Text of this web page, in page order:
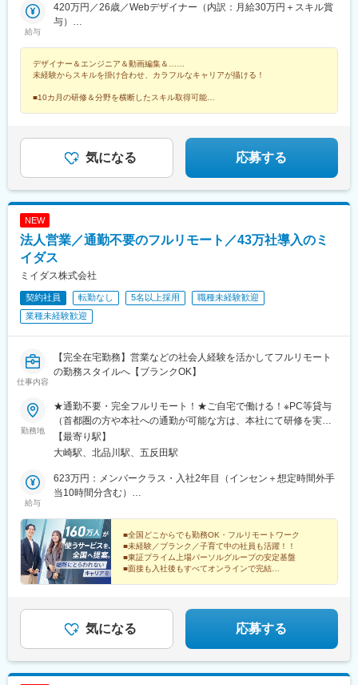
県)、宇宿一丁目駅、萱町六丁目駅、野々市工大前駅、勝田台駅、
ひこね芹川駅、熊西駅、電鉄出雲市駅、灘駅、杁ケ池公園駅、広
ーン歓迎★転居を伴う転勤なし★受動喫煙対策：屋内全面禁煙ま
たは分煙（プロジェクトによる）★駐車場あり・マイカー通勤
駅、松山市駅、高松駅(香川県)、近鉄四日市駅、札幌駅、バスセン
ター前駅、大通駅、北１２条駅、あおば通駅、宮城野通駅、東仙
和泉駅、西小泉駅、城東駅、新伊勢崎駅、小山駅、刈谷駅、藤川
駅、二川駅、吉良吉田駅、多屋駅、神領駅、楽田駅、国際センタ
ー駅、市役所前駅(広島県)、西新駅、博多駅、天神駅、櫛田神社前
駅、神奈川駅、井土ケ谷駅、みなとみらい駅、太田駅(群馬県)、安
駅、平田町駅、今池駅(愛知県)、天神川駅、立町駅、天神南駅、五
郎丸駅、熊西駅、堺筋本町駅、中崎町駅、天満橋駅、心斎橋駅、
北新地駅、相川駅、新大阪駅、上新庄駅、萩原天神駅、播磨高岡
芝公園駅、広尾駅、東銀座駅、竹芝駅、御成門駅、白金高輪駅、
銀座駅、有楽町駅、信濃吉田駅、朝陽駅、桐原駅(長野県)、川中島
駅、屋代高校前駅、城下駅(長野県)、岩村田駅、佐久平駅、広丘
駅、茅野駅、安茂里駅、中野松川駅、須坂駅、南高田駅、鷲津
駅、高塚駅、てだこ浦西駅、赤嶺駅、那覇空港駅(鉄道)、おもろま
ち駅、首里駅、二島駅、花畑町駅、南宮崎駅、宮崎駅、日向新富
駅、宮崎神宮駅、蓮ケ池駅、南延岡駅、高見橋駅、鹿児島中央駅
前駅(沖縄県)、京成千葉駅、高島町駅、北鉄金沢駅、四条駅(京都
市営)、市役所前駅(長野県)、神戸三宮駅(阪神)、高松築港駅、あす
駅、鷹野橋駅、祇園駅(福岡県)、西鉄福岡駅、横浜駅、蒔田駅、千
種駅、矢賀駅、八丁堀駅(広島県)、宮の陣駅、北浜駅(大阪府)、谷
町四丁目駅、四ツ橋駅、西梅田駅、吹田駅(東海道本線)、西中島南
方駅、だいどう豊里駅、久寿川駅、向原駅(東京都)、西新宿五丁目
駅、馬喰町駅、虎ノ門ヒルズ駅、都庁前駅、乃木坂駅、新馬場
駅、馬車道駅、新豊洲駅、鹿島田駅、東大前駅、新橋駅、三田駅
(東京都)、浜松町駅、日比谷駅、北長野駅、鹿児島中央駅、名鉄名
古屋駅、梅田駅(地下鉄)、呉服町駅(福岡県)、第一通り駅、壺川
(神戸新交通)、市役所前駅(愛媛県)、西４丁目駅、北１３条東駅、
中電前駅、本通駅、本町駅、西大橋駅、大阪梅田駅(阪神線)、東池
袋四丁目駅、馬喰横山駅、六本木一丁目駅、品川駅、平間駅、本
駒込駅、築地市場駅、大門駅(東京都)、銀座一丁目駅、二重橋前
駅、熊本城・市役所前駅、都通駅
給与
420万円／26歳／Webデザイナー（内訳：月給30万円＋スキル賞
与）
デザイナー＆エンジニア＆動画編集＆……
未経験からスキルを掛け合わせ、カラフルなキャリアが描ける！
■10カ月の研修＆分野を横断したスキル取得可能
気になる 応募する
NEW
法人営業／通勤不要のフルリモート／43万社導入のミ
イダス
ミイダス株式会社
契約社員 転勤なし 5名以上採用
職種未経験歓迎
業種未経験歓迎
仕事内容
【完全在宅勤務】営業などの社会人経験を活かしてフルリモート
の勤務スタイルへ【ブランクOK】
勤務地
★通勤不要・完全フルリモート！★ご自宅で働ける！※PC等貸与
（首都圏の方や本社への通勤が可能な方は、本社にて研修を実施
後に在宅勤務となります）………………………………………【本
社】東京都品川区北品川5-1-18 住友不動産大崎ツインビル東館
んかい線 「大崎駅」新東口より徒歩8分■東急池上線 「五反田駅」
東急五反田駅出口より徒歩9分 ■JR山手線 「五反田駅」より徒歩
【最寄り駅】
大崎駅、北品川駅、五反田駅
給与
623万円：メンバークラス・入社2年目（インセン＋想定時間外手
当10時間分含む）
当10時間分含む）
■全国どこからでも勤務OK・フルリモートワーク
■未経験／ブランク／子育て中の社員も活躍！！
■東証プライム上場パーソルグループの安定基盤
■面接も入社後もすべてオンラインで完結
気になる 応募する